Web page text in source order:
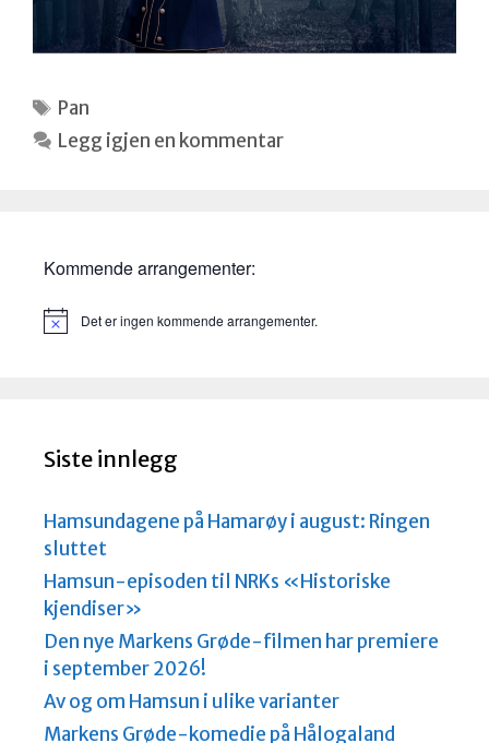
Stikkord
Pan
Legg igjen en kommentar
Kommende arrangementer:
M
Det er ingen kommende arrangementer.
Siste innlegg
Hamsundagene på Hamarøy i august: Ringen
sluttet
Hamsun-episoden til NRKs «Historiske
kjendiser»
Den nye Markens Grøde-filmen har premiere
i september 2026!
Av og om Hamsun i ulike varianter
Markens Grøde-komedie på Hålogaland